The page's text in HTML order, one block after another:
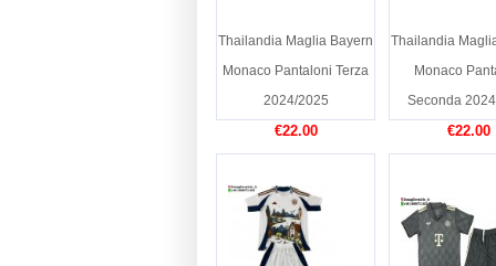
Thailandia Maglia Bayern
Monaco Pantaloni Terza
2024/2025
€22.00
Thailandia
Monaco
Seconda
€22.00